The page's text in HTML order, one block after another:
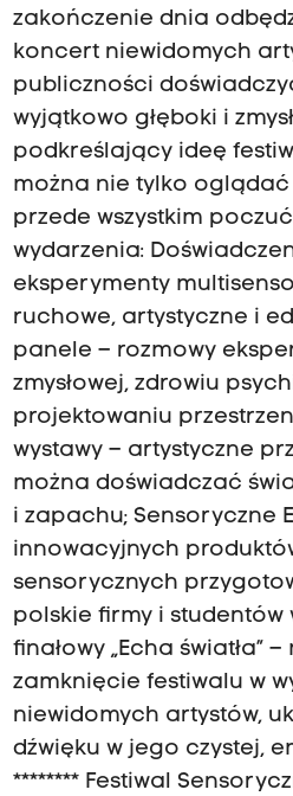
zakończenie dnia
koncert niewidomych
publiczności
wyjątkowo głęboki i
podkreślający ideę
można nie tylko oglądać
przede wszystkim
wydarzenia:
eksperymenty
ruchowe, artystyczne i
panele – rozmowy
zmysłowej, zdrowiu
projektowaniu
wystawy – artystyczne
można doświadczać
i zapachu; Sensoryczne
innowacyjnych
sensorycznych
polskie firmy i studentów
finałowy „Echa światła”
zamknięcie festiwalu w
niewidomych artystów,
dźwięku w jego czystej,
******** Festiwal